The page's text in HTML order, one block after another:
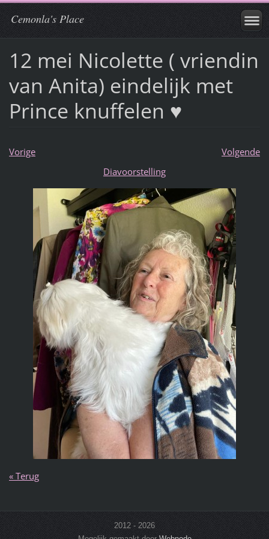
Cemonla's Place
12 mei Nicolette ( vriendin
van Anita) eindelijk met
Prince knuffelen ♥
Vorige
Volgende
Diavoorstelling
« Terug
2012 - 2026